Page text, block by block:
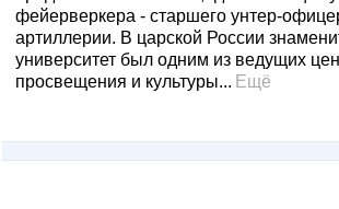
фейерверкера - старшего унтер-
артиллерии. В царской России
университет был одним из ведущих
просвещения и культуры... Ещё